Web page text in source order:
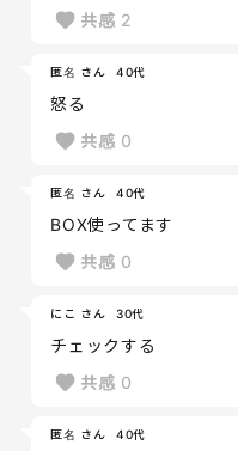
共感 2
匿名 さん 40代
怒る
共感 0
匿名 さん 40代
BOX使ってます
共感 0
にこ さん 30代
チェックする
共感 0
匿名 さん 40代